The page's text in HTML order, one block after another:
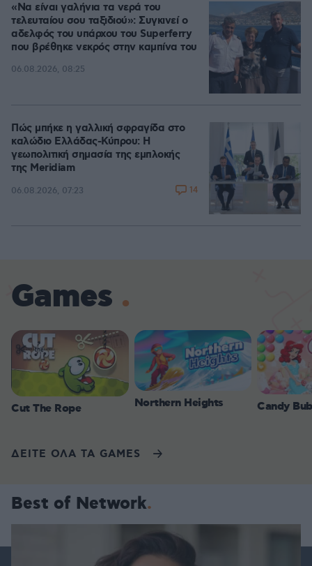
«Να είναι γαλήνια τα νερά του
τελευταίου σου ταξιδιού»: Συγκινεί ο
αδελφός του υπάρχου του Superferry
που βρέθηκε νεκρός στην καμπίνα του
06.08.2026, 08:25
Πώς μπήκε η γαλλική σφραγίδα στο
καλώδιο Ελλάδας-Κύπρου: Η
γεωπολιτική σημασία της εμπλοκής
της Meridiam
06.08.2026, 07:23 14
Games
Cut The Rope Northern Heights Candy
ΔΕΙΤΕ ΟΛΑ ΤΑ GAMES
Best of Network